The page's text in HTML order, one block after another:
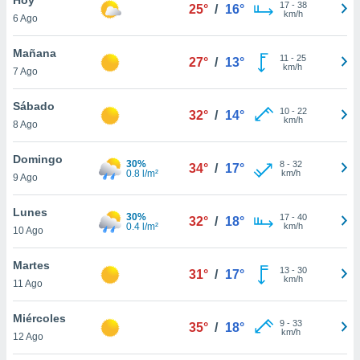
en
más
nuestra
de
cookies
aceptar
6 Ago
25° / 16° 17- 38
km/h
Mañana
7 Ago
27° / 13° 11 - 25
km/h
Sábado
8 Ago
32° / 14° 10- 22
km/h
Domingo
9 Ago
30%
0.8 l/m²
34° / 17° 8- 32
km/h
Lunes
10 Ago
30%
0.4 l/m²
32° / 18° 17- 40
km/h
Martes
11 Ago
31° / 17° 13- 30
km/h
Miércoles
12 Ago
35° / 18° 9- 33
km/h